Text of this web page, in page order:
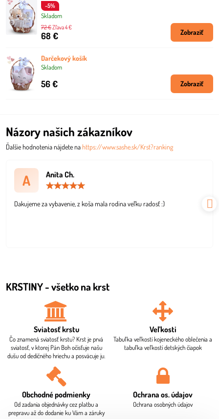
-5%
Skladom
68 €
72 €Zľava 4 €
Zobraziť
Darčekový košík
Skladom
56 € Zobraziť
Názory našich zákazníkov
Ďalšie hodnotenia nájdete na https://www.sashe.sk/Krst?ranking
A Anita Ch.
5
Dakujeme za vybavenie, z koša mala rodina veľku radosť :)
KRSTINY - všetko na krst
Sviatosť krstu
Čo znamená sviatosť krstu? Krst je prvá
sviatosť, v ktorej Pán Boh očisťuje našu
dušu od dedičného hriechu a posväcuje ju.
Veľkosti
Tabuľka veľkostí kojeneckého oblečenia a
tabuľka veľkostí detských čiapok
Obchodné podmienky
Od zadania objednávky cez platbu a
prepravu až do dodanie ku Vám a záruky
Ochrana os​. údajov
Ochrana osobných údajov